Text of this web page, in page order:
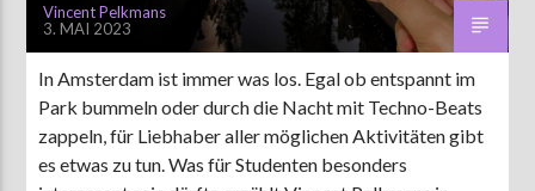
Vincent Pelkmans
3. MAI 2023
In Amsterdam ist immer was los. Egal ob entspannt im
Park bummeln oder durch die Nacht mit Techno-Beats
zappeln, für Liebhaber aller möglichen Aktivitäten gibt
es etwas zu tun. Was für Studenten besonders